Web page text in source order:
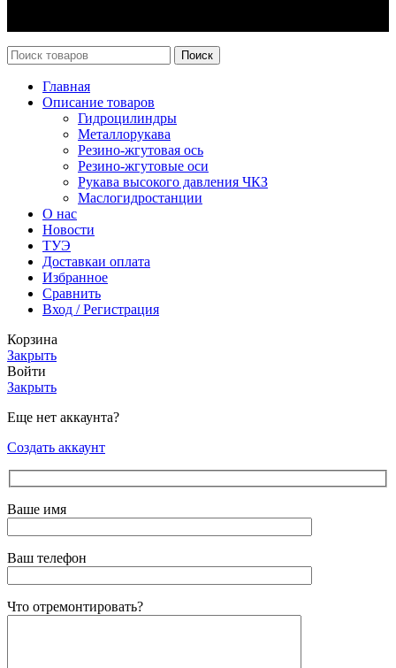
Поиск
Главная
Описание товаров
Гидроцилиндры
Металлорукава
Резино-жгутовая ось
Резино-жгутовые оси
Рукава высокого давления ЧКЗ
Маслогидростанции
О нас
Новости
ТУЭ
Доставкаи оплата
Избранное
Сравнить
Вход / Регистрация
Корзина
Закрыть
Войти
Закрыть
Еще нет аккаунта?
Создать аккаунт
Ваше имя
Ваш телефон
Что отремонтировать?